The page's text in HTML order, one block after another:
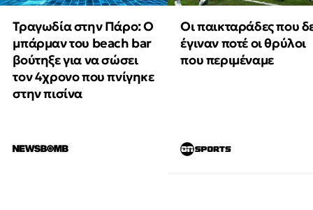
Τραγωδία στην Πάρο: Ο
μπάρμαν του beach bar
βούτηξε για να σώσει
τον 4χρονο που πνίγηκε
στην πισίνα
Οι παικταράδες που
έγιναν ποτέ οι θρύλοι
που περιμέναμε